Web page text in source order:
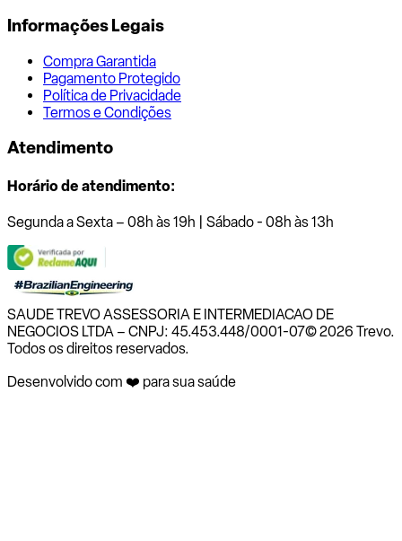
Informações Legais
Compra Garantida
Pagamento Protegido
Política de Privacidade
Termos e Condições
Atendimento
Horário de atendimento:
Segunda a Sexta – 08h às 19h | Sábado - 08h às 13h
SAUDE TREVO ASSESSORIA E INTERMEDIACAO DE
NEGOCIOS LTDA – CNPJ: 45.453.448/0001-07© 2026 Trevo.
Todos os direitos reservados.
Desenvolvido com ❤️ para sua saúde